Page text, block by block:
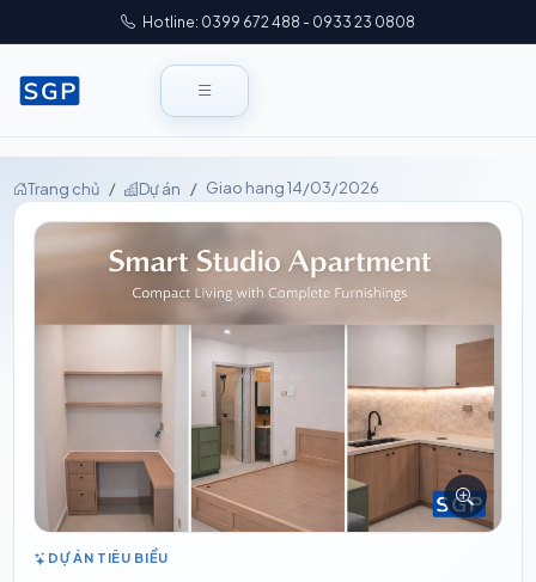
Hotline: 0399 672 488 - 0933 23 0808
Trang chủ Dự án Giao hang 14/03/2026
DỰ ÁN TIÊU BIỂU